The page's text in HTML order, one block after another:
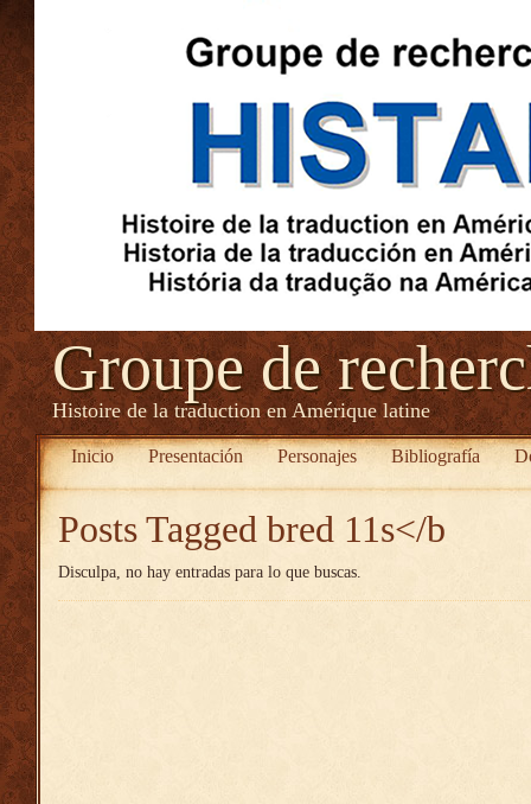
Groupe de
Histoire de la traduction en Amérique latine
Inicio Presentación Personajes Bibliografía
Posts Tagged bred 11s</b
Disculpa, no hay entradas para lo que buscas.